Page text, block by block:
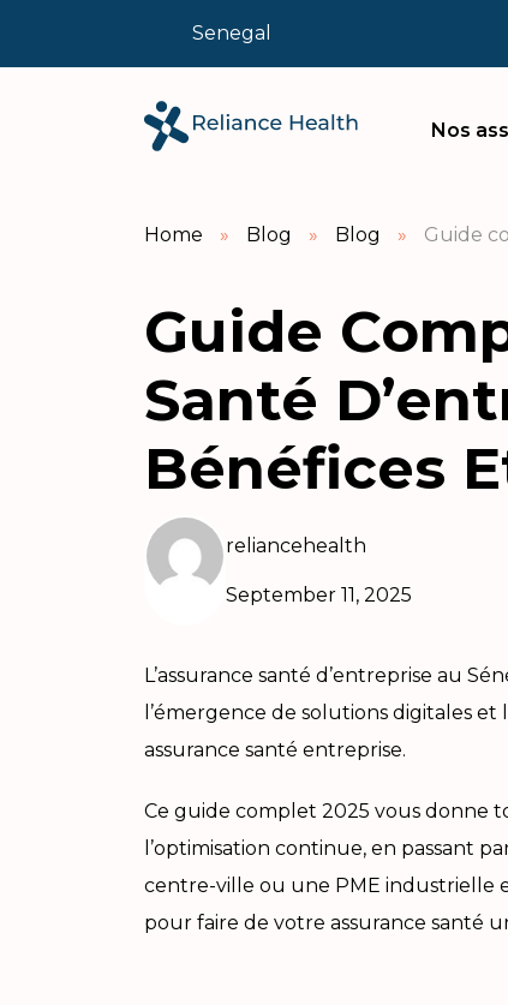
Senegal
Nos
Home » Blog » Blog » Guide
Guide
Santé
Bénéfices
reliancehealth
September 11, 2025
L’assurance santé d’entreprise au
l’émergence de solutions digitales
assurance santé entreprise.
Ce guide complet 2025 vous donne
l’optimisation continue, en passant
centre-ville ou une PME industrielle
pour faire de votre assurance santé